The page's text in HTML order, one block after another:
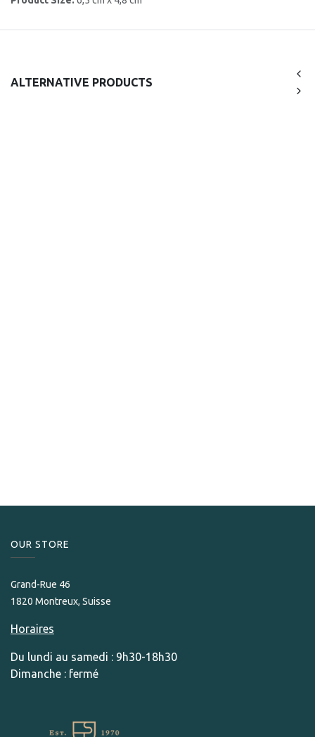
ALTERNATIVE PRODUCTS
OUR STORE​
Grand-Rue 46
1820 Montreux, Suisse
Horaires
Du lundi au samedi : 9h30-18h30
Dimanche : fermé